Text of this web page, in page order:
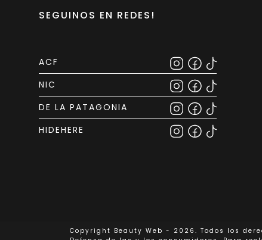
SEGUINOS EN REDES!
ACF
NIC
DE LA PATAGONIA
HIDEHERE
Copyright Beauty Web - 2026. Todos los